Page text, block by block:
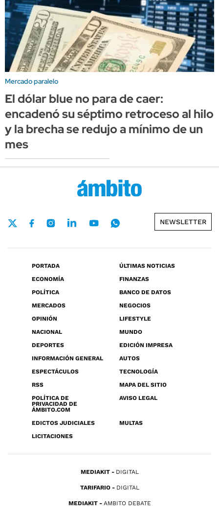
Mercado paralelo
El dólar blue no para de caer:
encadenó su séptimo retroceso al hilo
y la brecha se redujo a mínimo de un
mes
NEWSLETTER
PORTADA
ÚLTIMAS NOTICIAS
ECONOMÍA
FINANZAS
POLÍTICA
BANCO DE DATOS
MERCADOS
NEGOCIOS
OPINIÓN
LIFESTYLE
NACIONAL
MUNDO
DEPORTES
EDICIÓN IMPRESA
INFORMACIÓN GENERAL
AUTOS
ESPECTÁCULOS
TECNOLOGÍA
RSS
MAPA DEL SITIO
POLÍTICA DE
PRIVACIDAD DE
ÁMBITO.COM
AVISO LEGAL
EDICTOS JUDICIALES
MULTAS
LICITACIONES
MEDIAKIT DIGITAL
TARIFARIO DIGITAL
MEDIAKIT AMBITO DEBATE